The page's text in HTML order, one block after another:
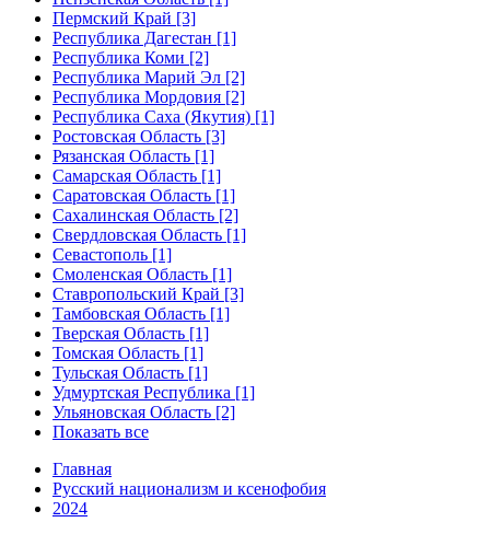
Пермский Край [3]
Республика Дагестан [1]
Республика Коми [2]
Республика Марий Эл [2]
Республика Мордовия [2]
Республика Саха (Якутия) [1]
Ростовская Область [3]
Рязанская Область [1]
Самарская Область [1]
Саратовская Область [1]
Сахалинская Область [2]
Свердловская Область [1]
Севастополь [1]
Смоленская Область [1]
Ставропольский Край [3]
Тамбовская Область [1]
Тверская Область [1]
Томская Область [1]
Тульская Область [1]
Удмуртская Республика [1]
Ульяновская Область [2]
Показать все
Главная
Русский национализм и ксенофобия
2024